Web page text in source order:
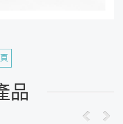
品